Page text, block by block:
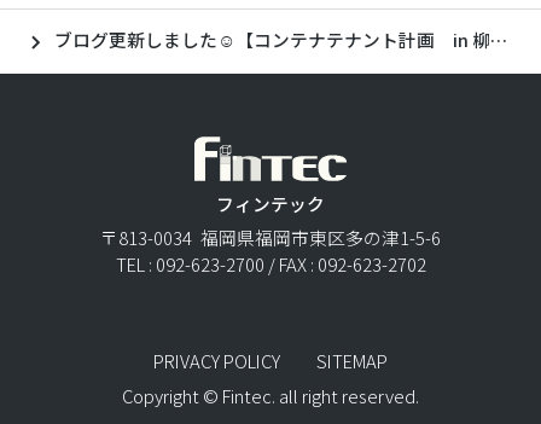
ブログ更新しました☺【コンテナテナント計画 in 柳川】
フィンテック
〒813-0034 福岡県福岡市東区多の津1-5-6
TEL : 092-623-2700 / FAX : 092-623-2702
PRIVACY POLICY
SITEMAP
Copyright © Fintec. all right reserved.